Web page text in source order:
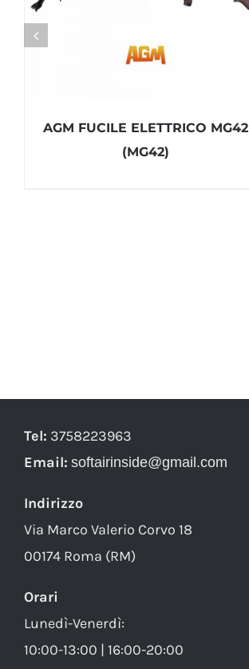
AGM FUCILE ELETTRICO MG42
(MG42)
Tel: 3758223963
Email: softairinside@gmail.com
Indirizzo
Via Marco Valerio Corvo 18
00174 Roma (RM)
Orari
Lunedì-Venerdì:
10:00-13:00 | 16:00-20:00